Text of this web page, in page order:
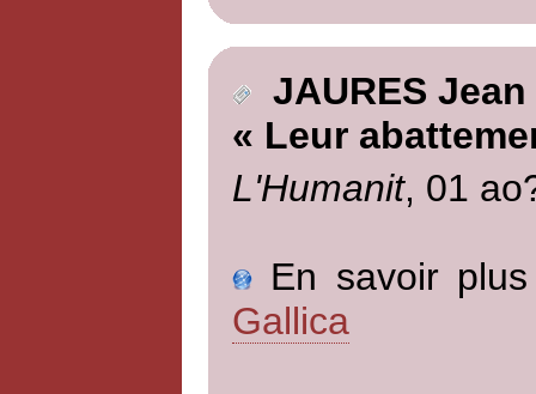
JAURES Jean
« Leur
L'Humanit, 01
En savoir
Gallica